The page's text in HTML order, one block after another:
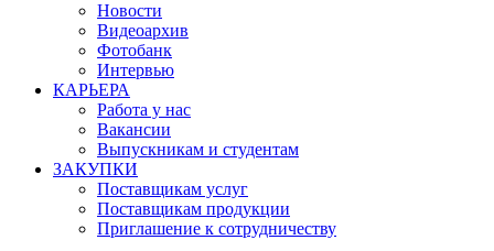
Новости
Видеоархив
Фотобанк
Интервью
КАРЬЕРА
Работа у нас
Вакансии
Выпускникам и студентам
ЗАКУПКИ
Поставщикам услуг
Поставщикам продукции
Приглашение к сотрудничеству